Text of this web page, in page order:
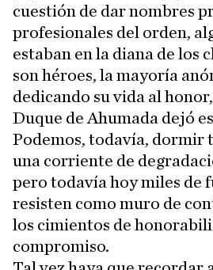
cuestión de dar nombres
profesionales del orden,
estaban en la diana de los
son héroes, la mayoría
dedicando su vida al
Duque de Ahumada dejó
Podemos, todavía, dormir
una corriente de
pero todavía hoy miles de
resisten como muro de
los cimientos de
compromiso.